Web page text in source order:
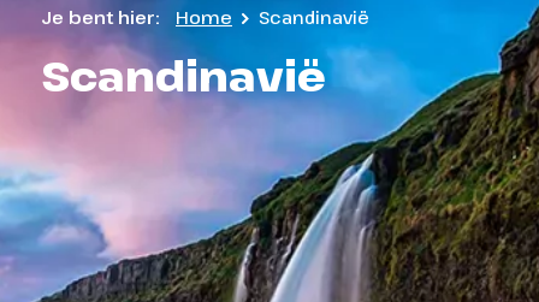
Scandinavië
Je bent hier: Home Scandinavië